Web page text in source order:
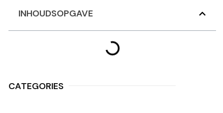
INHOUDSOPGAVE
CATEGORIES